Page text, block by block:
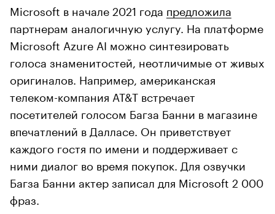
Microsoft в начале 2021 года предложила
партнерам аналогичную услугу. На платформе
Microsoft Azure AI можно синтезировать
голоса знаменитостей, неотличимые от живых
оригиналов. Например, американская
телеком-компания AT&T встречает
посетителей голосом Багза Банни в магазине
впечатлений в Далласе. Он приветствует
каждого гостя по имени и поддерживает с
ними диалог во время покупок. Для озвучки
Багза Банни актер записал для Microsoft 2 000
фраз.